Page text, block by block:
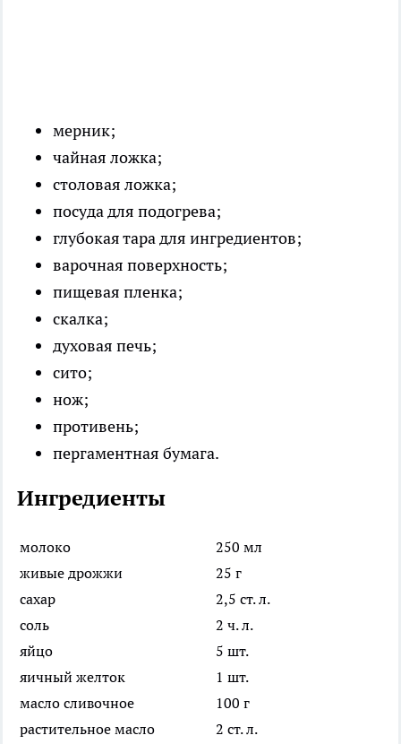
мерник;
чайная ложка;
столовая ложка;
посуда для подогрева;
глубокая тара для ингредиентов;
варочная поверхность;
пищевая пленка;
скалка;
духовая печь;
сито;
нож;
противень;
пергаментная бумага.
Ингредиенты
молоко
250 мл
живые дрожжи
25 г
сахар
2,5 ст. л.
соль
2 ч. л.
яйцо
5 шт.
яичный желток
1 шт.
масло сливочное
100 г
растительное масло
2 ст. л.